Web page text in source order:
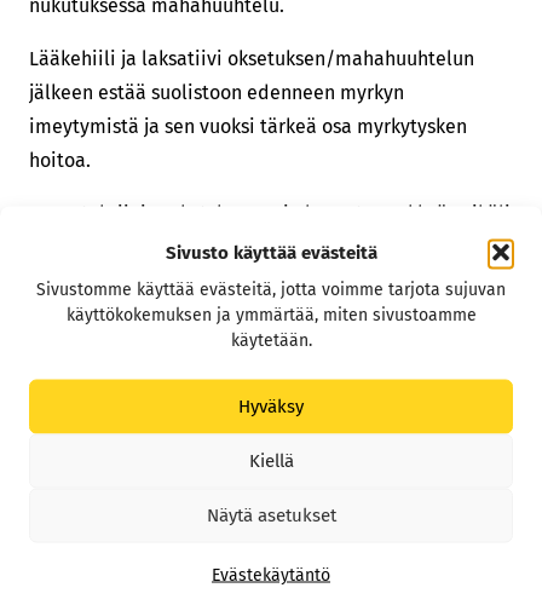
Sivusto käyttää evästeitä
Sivustomme käyttää evästeitä, jotta voimme tarjota sujuvan
käyttökokemuksen ja ymmärtää, miten sivustoamme
käytetään.
Hyväksy
Kiellä
Näytä asetukset
Evästekäytäntö
nukutuksessa mahahuuhtelu.
Lääkehiili ja laksatiivi oksetuksen/mahahuuhtelun
jälkeen estää suolistoon edenneen myrkyn
imeytymistä ja sen vuoksi tärkeä osa myrkytysken
hoitoa.
Hometoksiinimyrkytykseen ei ole vastamyrkkyä. Mikäli
potilaalla ilmenee jo neurologisia tai muita oireita,
hoidetaan niitä oireenmukaisesti (lihastärinän hoito,
kohtausten esto, ruumiinlämmön nousun hoito,
pahoinvoinninesto ym.). Vakava-asteinen
hometoksiinimyrkytys vaatii usein usemman päivän
Mikäli tiedät tai epäilet koirasi herkutelleen
kompostijätteellä tai homeisella ruoalla, ota
Kaikissa myrkytystapauksissa hoidon tehokkuutta ja